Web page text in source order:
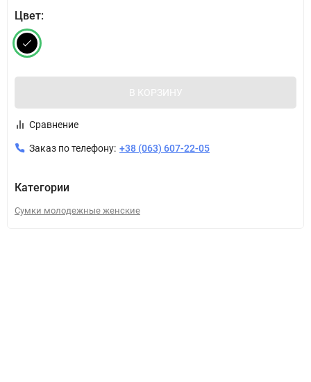
Цвет:
В КОРЗИНУ
Сравнение
Заказ по телефону: +38 (063) 607-22-05
Категории
Сумки молодежные женские